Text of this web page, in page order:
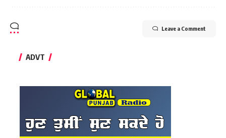
Leave a Comment
ADVT